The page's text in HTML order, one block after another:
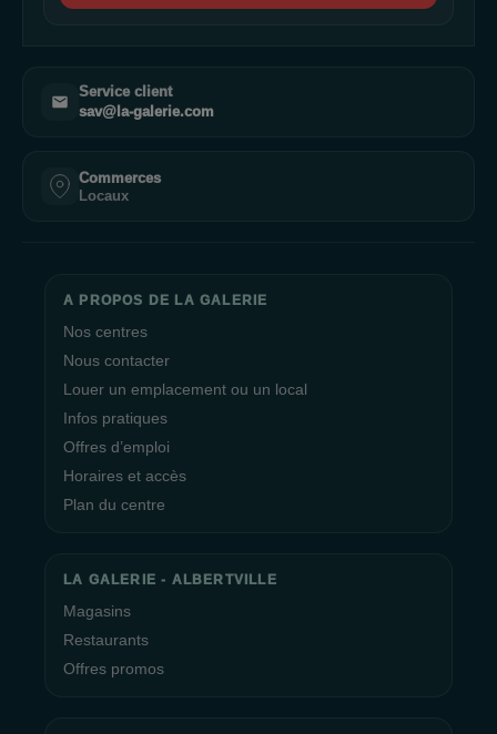
Service client
sav@la-galerie.com
Commerces
Locaux
A PROPOS DE LA GALERIE
Nos centres
Nous contacter
Louer un emplacement ou un local
Infos pratiques
Offres d’emploi
Horaires et accès
Plan du centre
LA GALERIE - ALBERTVILLE
Magasins
Restaurants
Offres promos